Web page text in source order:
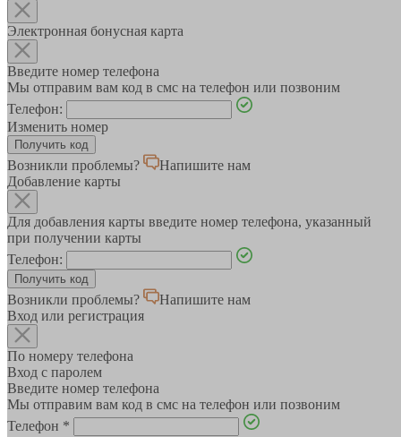
Электронная бонусная карта
Введите номер телефона
Мы отправим вам код в смс на телефон или позвоним
Телефон:
Изменить номер
Возникли проблемы?
Напишите нам
Добавление карты
Для добавления карты введите номер телефона, указанный
при получении карты
Телефон:
Возникли проблемы?
Напишите нам
Вход или регистрация
По номеру телефона
Вход с паролем
Введите номер телефона
Мы отправим вам код в смс на телефон или позвоним
Телефон *